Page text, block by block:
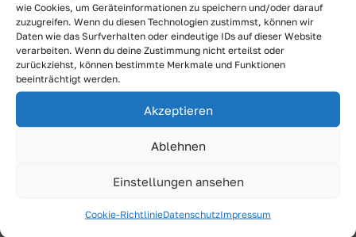
wie Cookies, um Geräteinformationen zu speichern und/oder darauf
zuzugreifen. Wenn du diesen Technologien zustimmst, können wir
Daten wie das Surfverhalten oder eindeutige IDs auf dieser Website
verarbeiten. Wenn du deine Zustimmung nicht erteilst oder
zurückziehst, können bestimmte Merkmale und Funktionen
beeinträchtigt werden.
Akzeptieren
Ablehnen
Einstellungen ansehen
Cookie-RichtlinieDatenschutzImpressum
nutzen und Schritt für Schritt zu mehr
Kraft, Selbstermächtigung und erfülltem
Leben gelangen können.
Durch die Veranstaltung führt Nalan
Gündüz.
Teilnahme kostenlos, um Anmeldung wird